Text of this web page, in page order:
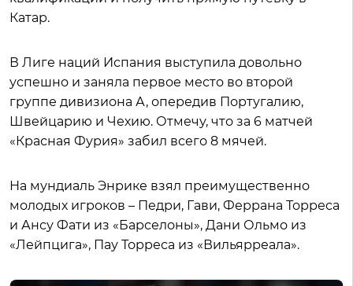
Катар.
В Лиге наций Испания выступила довольно
успешно и заняла первое место во второй
группе дивизиона А, опередив Португалию,
Швейцарию и Чехию. Отмечу, что за 6 матчей
«Красная Фурия» забил всего 8 мячей.
На мундиаль Энрике взял преимущественно
молодых игроков – Педри, Гави, Феррана Торреса
и Ансу Фати из «Барселоны», Дани Ольмо из
«Лейпцига», Пау Торреса из «Вильярреала».